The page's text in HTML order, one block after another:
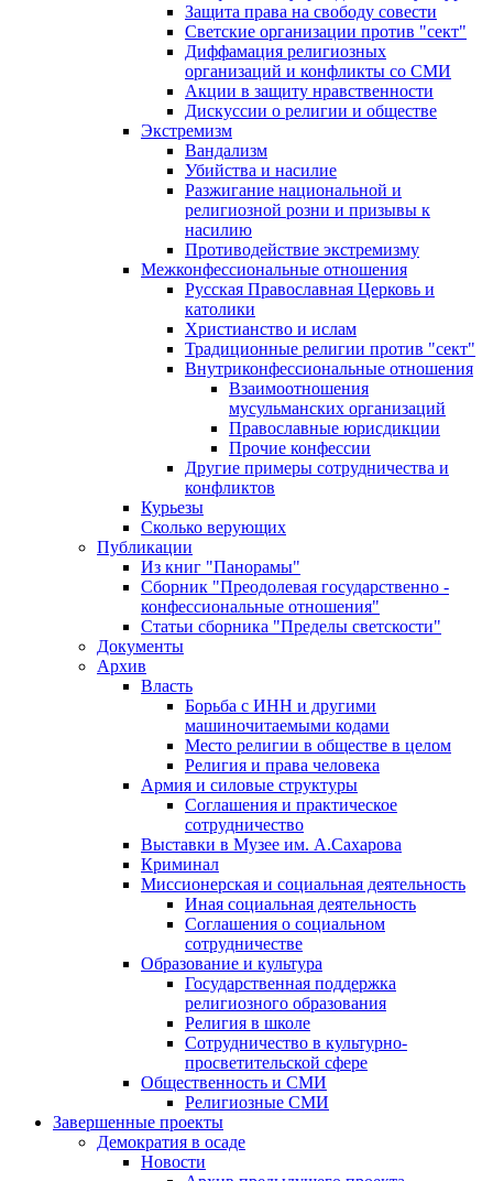
Защита права на свободу совести
Светские организации против "сект"
Диффамация религиозных
организаций и конфликты со СМИ
Акции в защиту нравственности
Дискуссии о религии и обществе
Экстремизм
Вандализм
Убийства и насилие
Разжигание национальной и
религиозной розни и призывы к
насилию
Противодействие экстремизму
Межконфессиональные отношения
Русская Православная Церковь и
католики
Христианство и ислам
Традиционные религии против "сект"
Внутриконфессиональные отношения
Взаимоотношения
мусульманских организаций
Православные юрисдикции
Прочие конфессии
Другие примеры сотрудничества и
конфликтов
Курьезы
Сколько верующих
Публикации
Из книг "Панорамы"
Сборник "Преодолевая государственно -
конфессиональные отношения"
Статьи сборника "Пределы светскости"
Документы
Архив
Власть
Борьба с ИНН и другими
машиночитаемыми кодами
Место религии в обществе в целом
Религия и права человека
Армия и силовые структуры
Соглашения и практическое
сотрудничество
Выставки в Музее им. А.Сахарова
Криминал
Миссионерская и социальная деятельность
Иная социальная деятельность
Соглашения о социальном
сотрудничестве
Образование и культура
Государственная поддержка
религиозного образования
Религия в школе
Сотрудничество в культурно-
просветительской сфере
Общественность и СМИ
Религиозные СМИ
Завершенные проекты
Демократия в осаде
Новости